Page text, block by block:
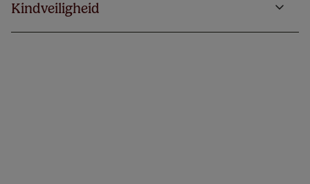
Kindveiligheid